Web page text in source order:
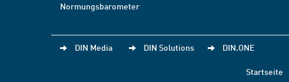
Normungsbarometer
DIN Media DIN Solutions DIN.ONE
Startseite